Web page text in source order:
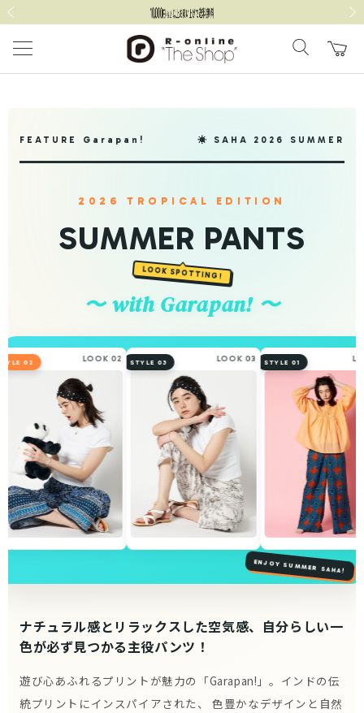
FEATURE Garapan! ☀️ SAHA 2026 SUMMER
2026 TROPICAL EDITION
SUMMER PANTS
LOOK SPOTTING!
〜 with Garapan! 〜
02 LOOK 02 STYLE 03 LOOK 03 STYLE 01 LOOK
ENJOY SUMMER SAHA!
ナチュラル感とリラックスした空気感、 自分らしい一
色が必ず見つかる主役パンツ！
遊び心あふれるプリントが魅力の「Garapan!」。インドの伝
統プリントにインスパイアされた、
色豊かなデザインと自然